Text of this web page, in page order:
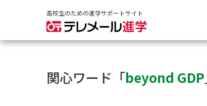
高校生のための進学サポートサイト
関心ワード「beyond GDP